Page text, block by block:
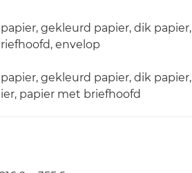
gekleurd papier, dik papier,
envelop
gekleurd papier, dik papier,
papier met briefhoofd